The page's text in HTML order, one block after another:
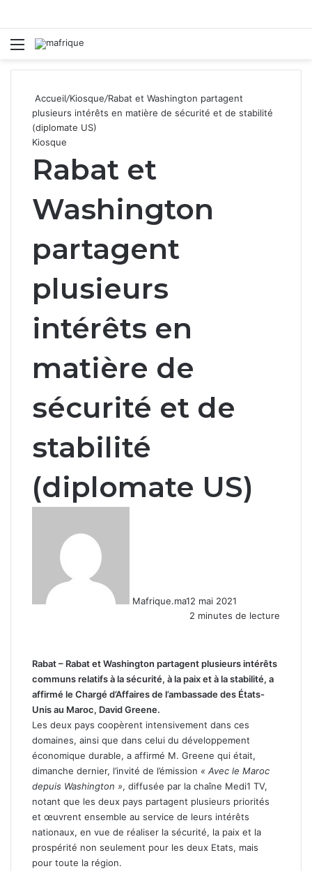
Menu
Accueil/Kiosque/Rabat et Washington partagent
plusieurs intérêts en matière de sécurité et de stabilité
(diplomate US)
Kiosque
Rabat et
Washington
partagent
plusieurs
intérêts en
matière de
sécurité et de
stabilité
(diplomate US)
Mafrique.ma12 mai 2021
2 minutes de lecture
Rabat – Rabat et Washington partagent plusieurs intérêts
communs relatifs à la sécurité, à la paix et à la stabilité, a
affirmé le Chargé d’Affaires de l’ambassade des États-
Unis au Maroc, David Greene.
Les deux pays coopèrent intensivement dans ces
domaines, ainsi que dans celui du développement
économique durable, a affirmé M. Greene qui était,
dimanche dernier, l’invité de l’émission « Avec le Maroc
depuis Washington », diffusée par la chaîne Medi1 TV,
notant que les deux pays partagent plusieurs priorités
et œuvrent ensemble au service de leurs intérêts
nationaux, en vue de réaliser la sécurité, la paix et la
prospérité non seulement pour les deux Etats, mais
pour toute la région.